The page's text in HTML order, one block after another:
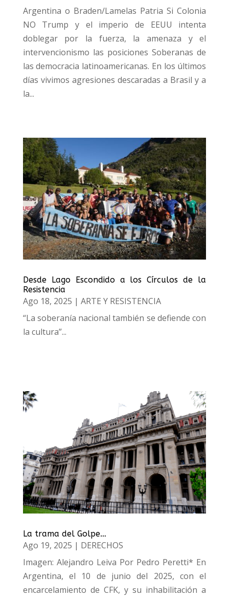
Argentina o Braden/Lamelas Patria Si Colonia
NO Trump y el imperio de EEUU intenta
doblegar por la fuerza, la amenaza y el
intervencionismo las posiciones Soberanas de
las democracia latinoamericanas. En los últimos
días vivimos agresiones descaradas a Brasil y a
la...
Desde Lago Escondido a los Círculos de la
Resistencia
Ago 18, 2025 | ARTE Y RESISTENCIA
“La soberanía nacional también se defiende con
la cultura”...
La trama del Golpe…
Ago 19, 2025 | DERECHOS
Imagen: Alejandro Leiva Por Pedro Peretti* En
Argentina, el 10 de junio del 2025, con el
encarcelamiento de CFK, y su inhabilitación a